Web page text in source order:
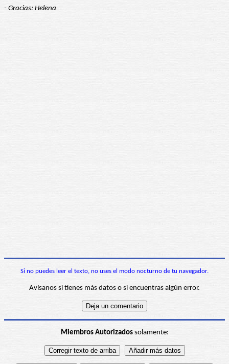
- Gracias: Helena
Si no puedes leer el texto, no uses el modo nocturno de tu navegador.
Avísanos si tienes más datos o si encuentras algún error.
Miembros Autorizadossolamente: